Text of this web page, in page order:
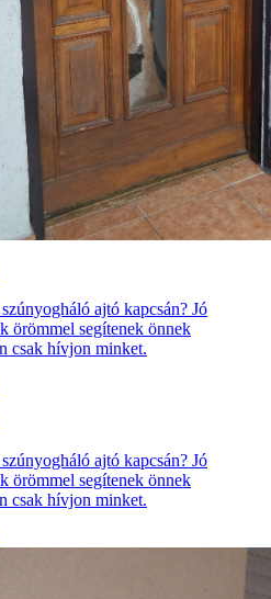
ajtó kapcsán? Jó
örömmel segítenek önnek
csak hívjon minket.
ajtó kapcsán? Jó
örömmel segítenek önnek
csak hívjon minket.